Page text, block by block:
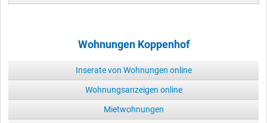
Wohnungen Koppenhof
Inserate von Wohnungen online
Wohnungsanzeigen online
Mietwohnungen